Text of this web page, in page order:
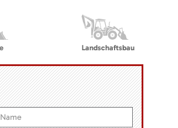
Landschaftsbau